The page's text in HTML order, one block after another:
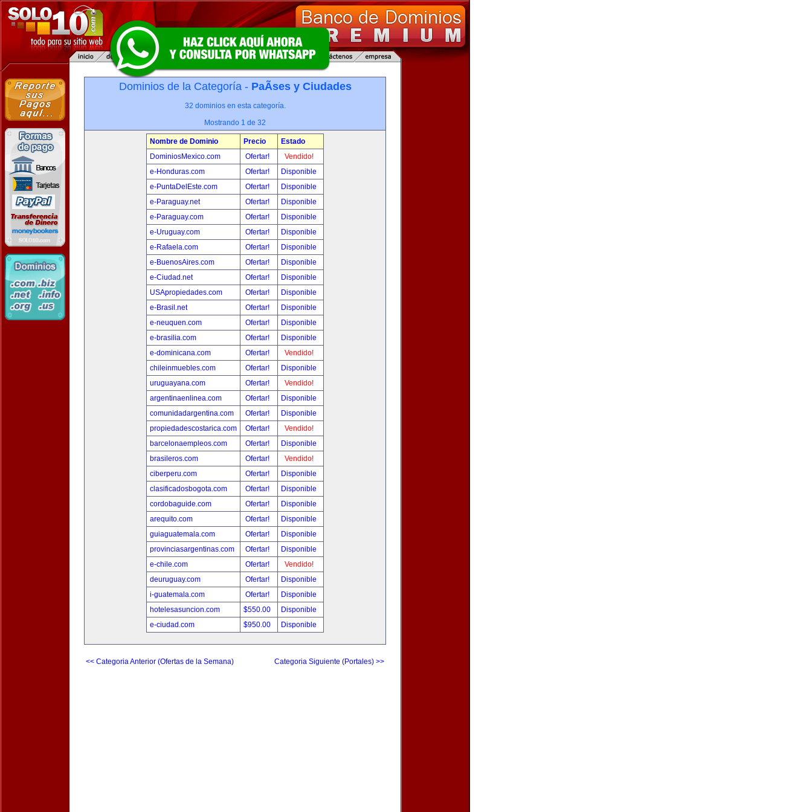
Dominios de la Categoría - PaÃ­ses y Ciudades
32 dominios en esta categoría.
Mostrando 1 de 32
Nombre de Dominio Precio
Estado
DominiosMexico.com
Ofertar!
Vendido!
e-Honduras.com
Ofertar!
Disponible
e-PuntaDelEste.com
Ofertar!
Disponible
e-Paraguay.net
Ofertar!
Disponible
e-Paraguay.com
Ofertar!
Disponible
e-Uruguay.com
Ofertar!
Disponible
e-Rafaela.com
Ofertar!
Disponible
e-BuenosAires.com
Ofertar!
Disponible
e-Ciudad.net
Ofertar!
Disponible
USApropiedades.com
Ofertar!
Disponible
e-Brasil.net
Ofertar!
Disponible
e-neuquen.com
Ofertar!
Disponible
e-brasilia.com
Ofertar!
Disponible
e-dominicana.com
Ofertar!
Vendido!
chileinmuebles.com
Ofertar!
Disponible
uruguayana.com
Ofertar!
Vendido!
argentinaenlinea.com
Ofertar!
Disponible
comunidadargentina.com
Ofertar!
Disponible
propiedadescostarica.com
Ofertar!
Vendido!
barcelonaempleos.com
Ofertar!
Disponible
brasileros.com
Ofertar!
Vendido!
ciberperu.com
Ofertar!
Disponible
clasificadosbogota.com
Ofertar!
Disponible
cordobaguide.com
Ofertar!
Disponible
arequito.com
Ofertar!
Disponible
guiaguatemala.com
Ofertar!
Disponible
provinciasargentinas.com
Ofertar!
Disponible
e-chile.com
Ofertar!
Vendido!
deuruguay.com
Ofertar!
Disponible
i-guatemala.com
Ofertar!
Disponible
hotelesasuncion.com
$550.00
Disponible
e-ciudad.com
$950.00 Disponible
<< Categoria Anterior (Ofertas de la Semana) Categoria Siguiente (Portales) >>